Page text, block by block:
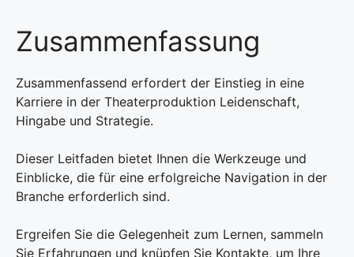
Zusammenfassung
Zusammenfassend erfordert der Einstieg in eine
Karriere in der Theaterproduktion Leidenschaft,
Hingabe und Strategie.
Dieser Leitfaden bietet Ihnen die Werkzeuge und
Einblicke, die für eine erfolgreiche Navigation in der
Branche erforderlich sind.
Ergreifen Sie die Gelegenheit zum Lernen, sammeln
Sie Erfahrungen und knüpfen Sie Kontakte, um Ihre